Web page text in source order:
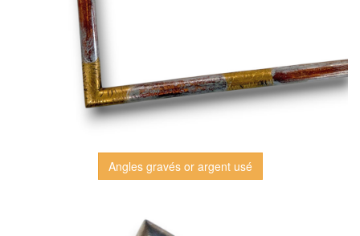
Angles gravés or argent usé